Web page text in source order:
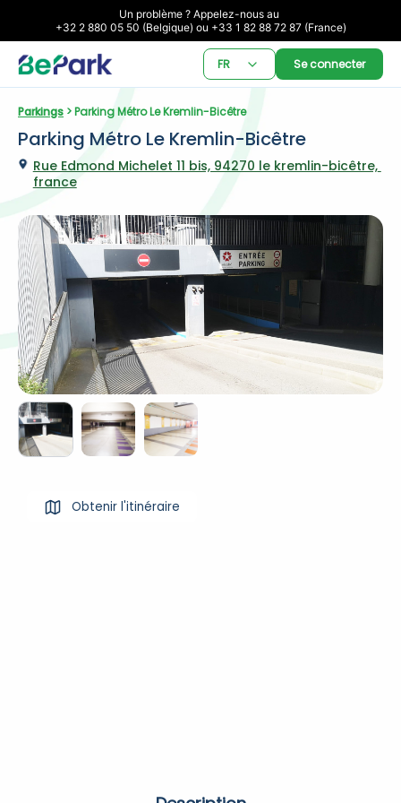
Un problème ? Appelez-nous au
+32 2 880 05 50 (Belgique) ou +33 1 82 88 72 87 (France)
FR Se connecter
Parkings > Parking Métro Le Kremlin-Bicêtre
Parking Métro Le Kremlin-Bicêtre
Rue Edmond Michelet 11 bis, 94270 le kremlin-bicêtre,
france
Obtenir l'itinéraire